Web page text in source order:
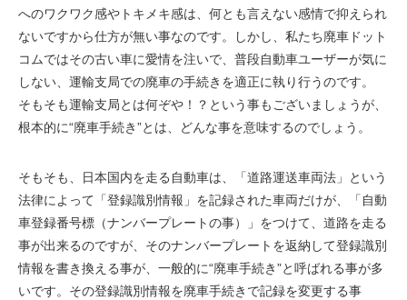
へのワクワク感やトキメキ感は、何とも言えない感情で抑えられ
ないですから仕方が無い事なのです。しかし、私たち廃車ドット
コムではその古い車に愛情を注いで、普段自動車ユーザーが気に
しない、運輸支局での廃車の手続きを適正に執り行うのです。
そもそも運輸支局とは何ぞや！？という事もございましょうが、
根本的に“廃車手続き”とは、どんな事を意味するのでしょう。
そもそも、日本国内を走る自動車は、「道路運送車両法」という
法律によって「登録識別情報」を記録された車両だけが、「自動
車登録番号標（ナンバープレートの事）」をつけて、道路を走る
事が出来るのですが、そのナンバープレートを返納して登録識別
情報を書き換える事が、一般的に“廃車手続き”と呼ばれる事が多
いです。その登録識別情報を廃車手続きで記録を変更する事